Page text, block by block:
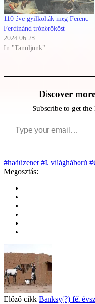
110 éve gyilkolták meg Ferenc
Ferdinánd trónörököst
2024.06.28.
In "Tanuljunk"
Discover
Subscribe to get
Type your email…
#hadüzenet #I. világháború
Megosztás:
Előző cikk Banksy(?) fél